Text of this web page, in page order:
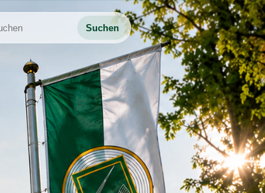
Suchen